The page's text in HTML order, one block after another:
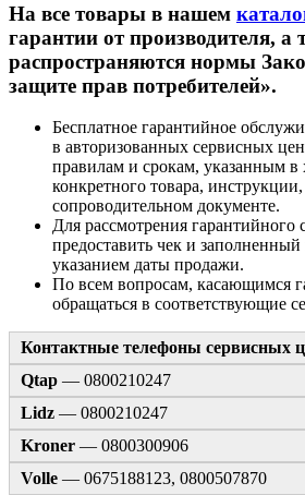
На все товары в нашем
гарантии от производителя, а
распространяются нормы
защите прав потребителей».
Бесплатное гарантийное
в авторизованных сервисных
правилам и срокам, указанным в
конкретного товара,
сопроводительном документе.
Для рассмотрения гарантийного
предоставить чек и
указанием даты продажи.
По всем вопросам, касающимся
обращаться в соответствующие
Контактные телефоны сервисных
Qtap — 0800210247
Lidz — 0800210247
Kroner — 0800300906
Volle — 0675188123, 0800507870